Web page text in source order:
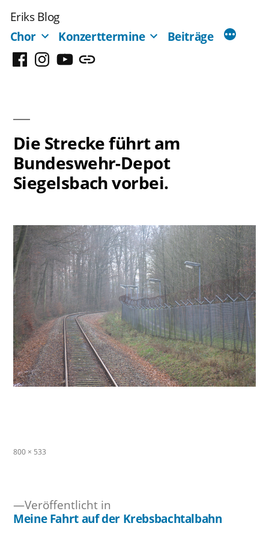
Inhalt
springen
Eriks Blog
Chor
Konzerttermine Beiträge
FacebookInstagram
YouTubeMastodon
Die Strecke führt am
Bundeswehr-Depot
Siegelsbach vorbei.
Originalgröße
800 × 533
Veröffentlicht in
Meine Fahrt auf der Krebsbachtalbahn